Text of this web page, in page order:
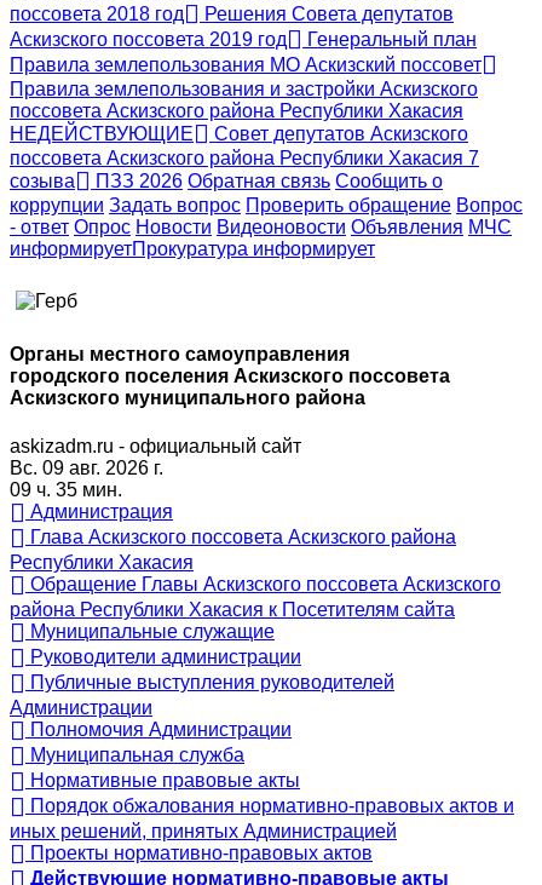
поссовета 2018 год
Решения Совета депутатов
Аскизского поссовета 2019 год
Генеральный план
Правила землепользования МО Аскизский поссовет
Правила землепользования и застройки Аскизского
поссовета Аскизского района Республики Хакасия
НЕДЕЙСТВУЮЩИЕ
Совет депутатов Аскизского
поссовета Аскизского района Республики Хакасия 7
созыва
ПЗЗ 2026 Обратная связь Сообщить о
коррупции Задать вопрос Проверить обращение Вопрос
- ответ Опрос Новости Видеоновости Объявления МЧС
информируетПрокуратура информирует
Органы местного самоуправления
городского поселения Аскизского поссовета
Аскизского муниципального района
askizadm.ru - официальный сайт
Вс. 09 авг. 2026 г.
09 ч. 35 мин.
Администрация
Глава Аскизского поссовета Аскизского района
Республики Хакасия
Обращение Главы Аскизского поссовета Аскизского
района Республики Хакасия к Посетителям сайта
Муниципальные служащие
Руководители администрации
Публичные выступления руководителей
Администрации
Полномочия Администрации
Муниципальная служба
Нормативные правовые акты
Порядок обжалования нормативно-правовых актов и
иных решений, принятых Администрацией
Проекты нормативно-правовых актов
Действующие нормативно-правовые акты